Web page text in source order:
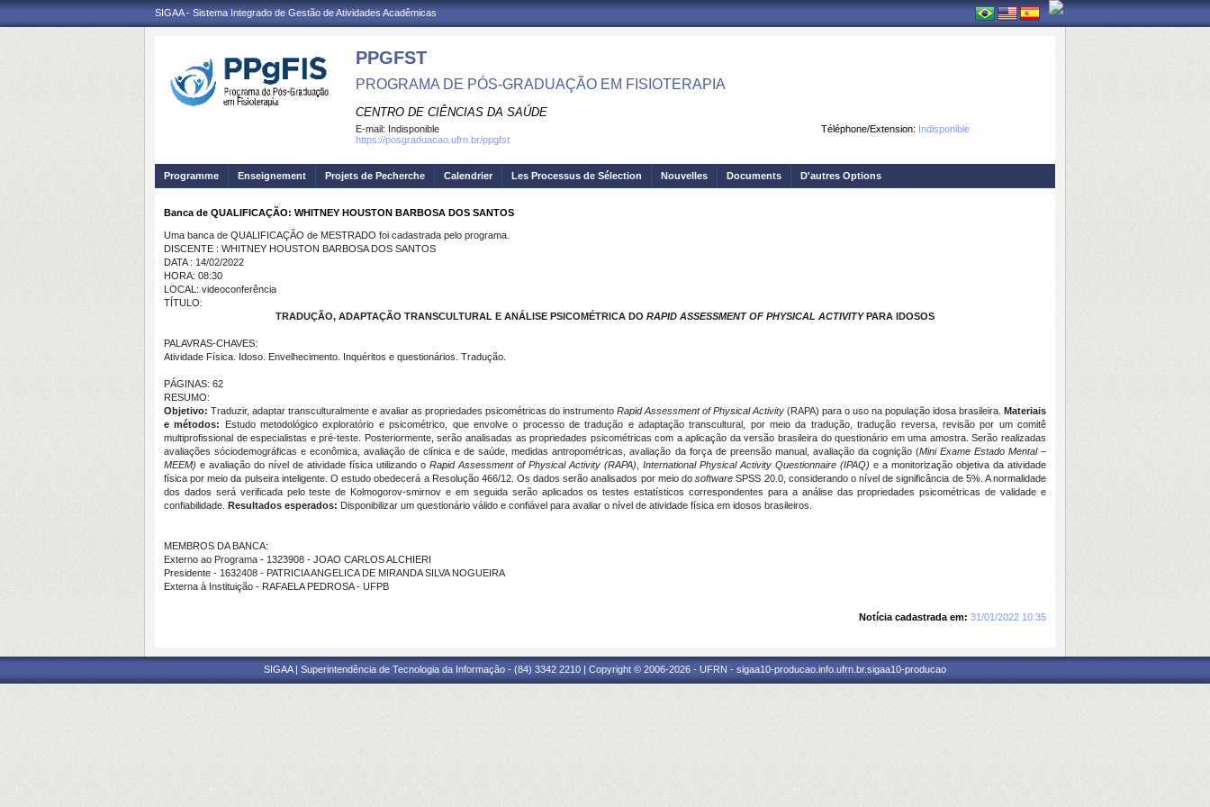
SIGAA - Sistema Integrado de Gestão de Atividades Acadêmicas
PPGFST
PROGRAMA DE PÓS-GRADUAÇÃO EM FISIOTERAPIA
CENTRO DE CIÊNCIAS DA SAÚDE
Téléphone/Extension: Indisponible
E-mail: Indisponible
https://posgraduacao.ufrn.br/ppgfst
Programme Enseignement Projets de Pecherche Calendrier Les Processus de Sélection Nouvelles Documents D'autres Options
Banca de QUALIFICAÇÃO: WHITNEY HOUSTON BARBOSA DOS SANTOS
Uma banca de QUALIFICAÇÃO de MESTRADO foi cadastrada pelo programa.
DISCENTE : WHITNEY HOUSTON BARBOSA DOS SANTOS
DATA : 14/02/2022
HORA: 08:30
LOCAL: videoconferência
TÍTULO:
TRADUÇÃO, ADAPTAÇÃO TRANSCULTURAL E ANÁLISE PSICOMÉTRICA DO RAPID ASSESSMENT OF PHYSICAL ACTIVITYPARA IDOSOS
PALAVRAS-CHAVES:
Atividade Física. Idoso. Envelhecimento. Inquéritos e questionários. Tradução.
PÁGINAS: 62
RESUMO:
Objetivo: Traduzir, adaptar transculturalmente e avaliar as propriedades psicométricas do instrumento Rapid Assessment of Physical Activity (RAPA) para o uso na população idosa brasileira. Materiais
e métodos:
Estudo metodológico exploratório e psicométrico, que envolve o processo de tradução e adaptação transcultural, por meio da tradução, tradução reversa, revisão por um comitê
multiprofissional de especialistas e pré-teste. Posteriormente, serão analisadas as propriedades psicométricas com a aplicação da versão brasileira do questionário em uma amostra. Serão realizadas
avaliações sóciodemográficas e econômica, avaliação de clínica e de saúde, medidas antropométricas, avaliação da força de preensão manual, avaliação da cognição (Mini Exame Estado Mental –
MEEM) e avaliação do nível de atividade física utilizando o Rapid Assessment of Physical Activity (RAPA) International Physical Activity Questionnaire (IPAQ) e a monitorização objetiva da atividade
física por meio da pulseira inteligente. O estudo obedecerá a Resolução 466/12. Os dados serão analisados por meio dosoftwareSPSS 20.0, considerando o nível de significância de 5%. A normalidade
dos dados será verificada pelo teste de Kolmogorov-smirnov e em seguida serão aplicados os testes estatísticos correspondentes para a análise das propriedades psicométricas de validade e
confiabilidade. Resultados esperados: Disponibilizar um questionário válido e confiável para avaliar o nível de atividade física em idosos brasileiros.
MEMBROS DA BANCA:
Externo ao Programa - 1323908 - JOAO CARLOS ALCHIERI
Presidente - 1632408 - PATRICIA ANGELICA DE MIRANDA SILVA NOGUEIRA
Externa à Instituição - RAFAELA PEDROSA - UFPB
Notícia cadastrada em: 31/01/2022 10:35
SIGAA | Superintendência de Tecnologia da Informação - (84) 3342 2210 | Copyright © 2006-2026 - UFRN - sigaa10-producao.info.ufrn.br.sigaa10-producao